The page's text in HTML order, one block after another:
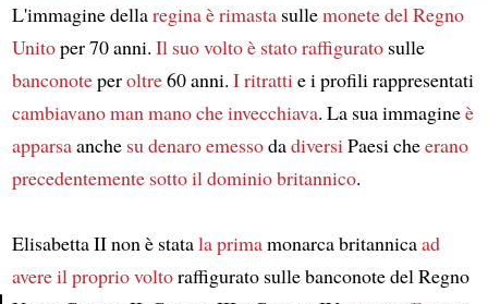
L'immagine dellareginaè rimastasullemonetedel Regno
Unitoper 70 anni. Il suo voltoè stato raffiguratosulle
banconoteperoltre60 anni. I ritrattie i profili rappresentati
cambiavanoman mano che invecchiava. La sua immagineè
apparsaanche su denaroemessodadiversiPaesi cheerano
precedentemente sotto il dominio britannico.
Elisabetta II non è statala primamonarca britannicaad
avere il proprio voltoraffigurato sulle banconote del Regno